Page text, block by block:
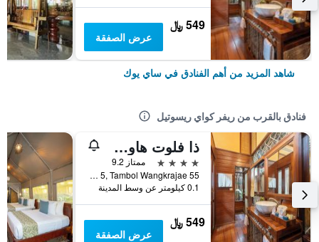
549 ﷼
عرض الصفقة
شاهد المزيد من أهم الفنادق في ساي يوك
فنادق بالقرب من ريفر كواي ريسوتيل
ذا فلوت هاوس ريفر كواي
4 نجوم
ممتاز 9.2
55 Moo 5, Tambol Wangkrajae, ساي يوك, تايلاند
0.1 كيلومتر عن وسط المدينة
549 ﷼
عرض الصفقة